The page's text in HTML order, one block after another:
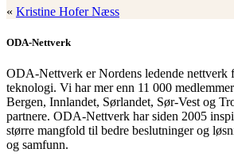
« Kristine Hofer Næss
ODA-Nettverk
ODA-Nettverk er Nordens ledende nettverk
teknologi. Vi har mer enn 11 000
Bergen, Innlandet, Sørlandet, Sør-Vest og
partnere. ODA-Nettverk har siden 2005
større mangfold til bedre beslutninger og
og samfunn.